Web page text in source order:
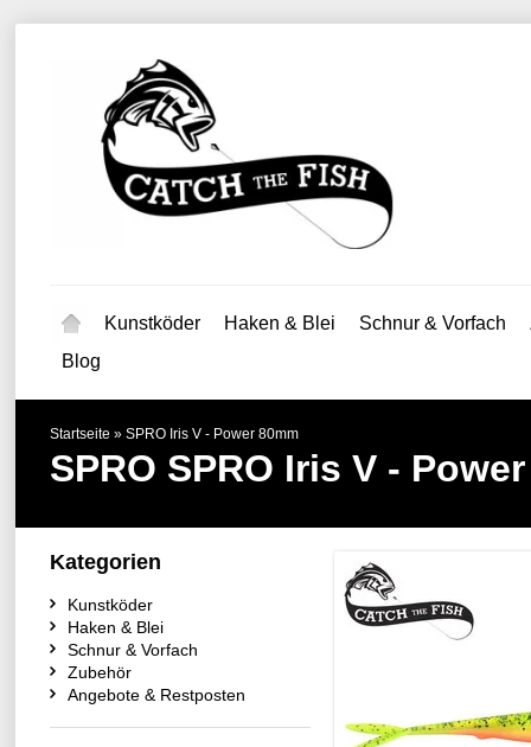
Kunstköder Haken & Blei Schnur & Vorfach
Blog
Startseite » SPRO Iris V - Power 80mm
SPRO SPRO Iris V -
Kategorien
Kunstköder
Haken & Blei
Schnur & Vorfach
Zubehör
Angebote & Restposten